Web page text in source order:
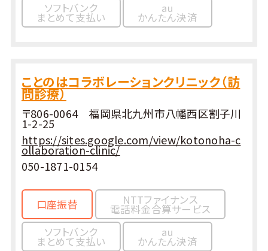
ソフトバンク
まとめて支払い
au
かんたん決済
ことのはコラボレーションクリニック（訪
問診療）
〒806-0064 福岡県北九州市八幡西区割子川
1-2-25
https://sites.google.com/view/kotonoha-c
ollaboration-clinic/
050-1871-0154
口座振替 NTTファイナンス
電話料金合算サービス
ソフトバンク
まとめて支払い
au
かんたん決済